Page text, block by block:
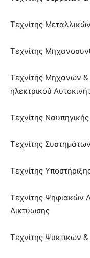
Τεχνίτης
Τεχνίτης
Τεχνίτης Μηχανών &
ηλεκτρικού
Τεχνίτης
Τεχνίτης
Τεχνίτης
Τεχνίτης Ψηφιακών
Δικτύωσης
Τεχνίτης Ψυκτικών